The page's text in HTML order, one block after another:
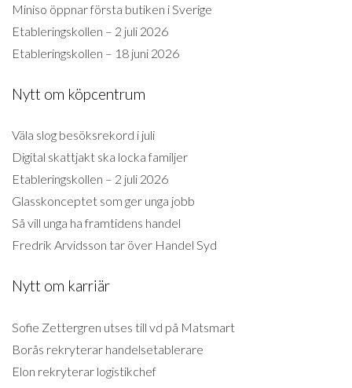
Miniso öppnar första butiken i Sverige
Etableringskollen – 2 juli 2026
Etableringskollen – 18 juni 2026
Nytt om köpcentrum
Väla slog besöksrekord i juli
Digital skattjakt ska locka familjer
Etableringskollen – 2 juli 2026
Glasskonceptet som ger unga jobb
Så vill unga ha framtidens handel
Fredrik Arvidsson tar över Handel Syd
Nytt om karriär
Sofie Zettergren utses till vd på Matsmart
Borås rekryterar handelsetablerare
Elon rekryterar logistikchef